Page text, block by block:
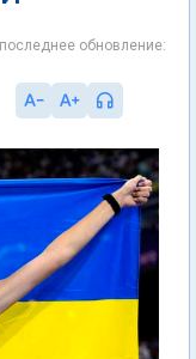
обновление: